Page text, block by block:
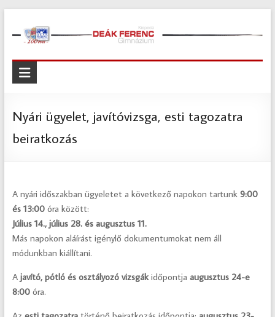
Kispesti
Ferenc
Gimnázium
Ferenc
Gimnázium
Nyári ügyelet, javítóvizsga, esti tagozatra
beiratkozás
A nyári időszakban ügyeletet a következő napokon tartunk 9:00
és 13:00óra között:
Július 14., július 28. és augusztus 11.
Más napokon aláírást igénylő dokumentumokat nem áll
módunkban kiállítani.
A javító, pótló és osztályozó vizsgákidőpontja augusztus 24-e
8:00óra.